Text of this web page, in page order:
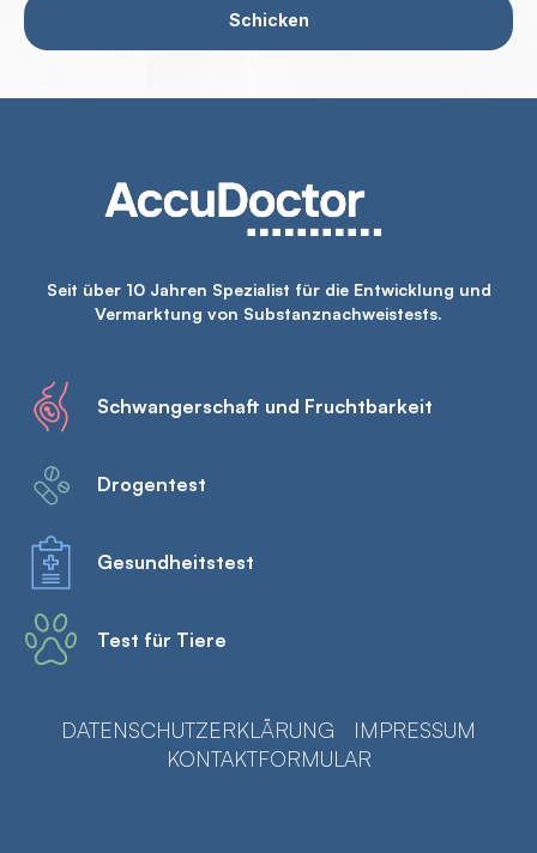
Schicken
Seit über 10 Jahren Spezialist für die Entwicklung und
Vermarktung von Substanznachweistests.
Schwangerschaft und Fruchtbarkeit
Drogentest
Gesundheitstest
Test für Tiere
DATENSCHUTZERKLÄRUNG
IMPRESSUM
KONTAKTFORMULAR